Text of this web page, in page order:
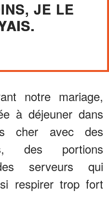
JE LE
notre mariage,
à déjeuner dans
cher avec des
des portions
serveurs qui
respirer trop fort